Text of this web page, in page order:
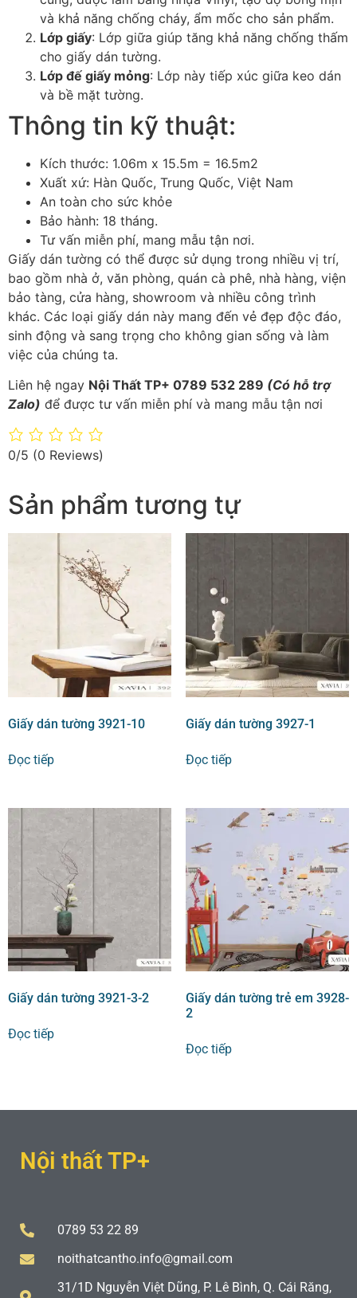
và khả năng chống cháy, ẩm mốc cho sản phẩm.
Lớp giấy: Lớp giữa giúp tăng khả năng chống thấm
cho giấy dán tường.
Lớp đế giấy mỏng: Lớp này tiếp xúc giữa keo dán
và bề mặt tường.
Thông tin kỹ thuật:
Kích thước: 1.06m x 15.5m = 16.5m2
Xuất xứ: Hàn Quốc, Trung Quốc, Việt Nam
An toàn cho sức khỏe
Bảo hành: 18 tháng.
Tư vấn miễn phí, mang mẫu tận nơi.
Giấy dán tường có thể được sử dụng trong nhiều vị trí,
bao gồm nhà ở, văn phòng, quán cà phê, nhà hàng, viện
bảo tàng, cửa hàng, showroom và nhiều công trình
khác. Các loại giấy dán này mang đến vẻ đẹp độc đáo,
sinh động và sang trọng cho không gian sống và làm
việc của chúng ta.
Liên hệ ngay Nội Thất TP+ 0789 532 289 (Có hỗ trợ
Zalo) để được tư vấn miễn phí và mang mẫu tận nơi
0/5 (0 Reviews)
Sản phẩm tương tự
Giấy dán tường 3921-10
Đọc tiếp
Giấy dán tường 3927-1
Đọc tiếp
Giấy dán tường 3921-3-2
Đọc tiếp
Giấy dán tường trẻ em 3928-
2
Đọc tiếp
Nội thất TP+
0789 53 22 89
noithatcantho.info@gmail.com
31/1D Nguyễn Việt Dũng, P. Lê Bình, Q. Cái Răng,